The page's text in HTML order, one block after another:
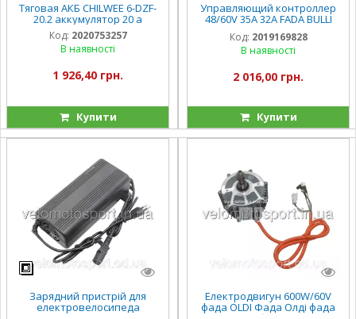
Тяговая АКБ CHILWEE 6-DZF-
20.2 аккумулятор 20 а
Код: 2020753257
В наявності
1 926,40 грн.
Купити
Управляющий контроллер
48/60V 35А 32А FADA BULLI
Фада Булли Олди
Код: 2019169828
В наявності
2 016,00 грн.
Купити
Зарядний пристрій для
електровелосипеда
Електродвигун 600W/60V
фада OLDI Фада Олді фада